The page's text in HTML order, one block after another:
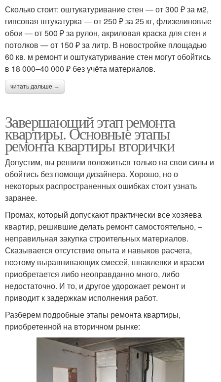
Сколько стоит: оштукатуривание стен — от 300 ₽ за м2,
гипсовая штукатурка — от 250 ₽ за 25 кг, флизелиновые
обои — от 500 ₽ за рулон, акриловая краска для стен и
потолков — от 150 ₽ за литр. В новостройке площадью
60 кв. м ремонт и оштукатуривание стен могут обойтись
в 18 000–40 000 ₽ без учёта материалов.
читать дальше →
Завершающий этап ремонта
квартиры. Основные этапы
ремонта квартиры вторички
Допустим, вы решили положиться только на свои силы и
обойтись без помощи дизайнера. Хорошо, но о
некоторых распространенных ошибках стоит узнать
заранее.
Промах, который допускают практически все хозяева
квартир, решившие делать ремонт самостоятельно, –
неправильная закупка строительных материалов.
Сказывается отсутствие опыта и навыков расчета,
поэтому выравнивающих смесей, шпаклевки и краски
приобретается либо неоправданно много, либо
недостаточно. И то, и другое удорожает ремонт и
приводит к задержкам исполнения работ.
Разберем подробные этапы ремонта квартиры,
приобретенной на вторичном рынке: